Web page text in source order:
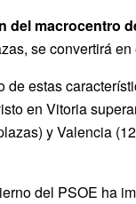
del macrocentro
se convertirá
estas
en Vitoria
y Valencia
del PSOE ha